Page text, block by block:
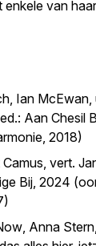
enkele van haar
, Ian
Aan Chesil
2018)
Camus, vert.
Bij, 2024
, Anna